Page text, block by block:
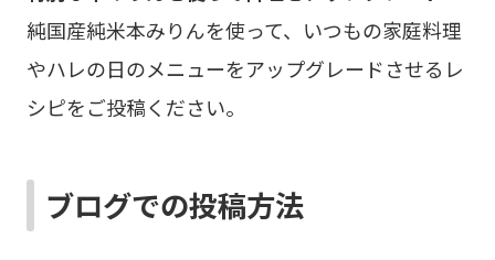
純国産純米本みりんを使って、いつもの家庭料理
やハレの日のメニューをアップグレードさせるレ
シピをご投稿ください。
ブログでの投稿方法